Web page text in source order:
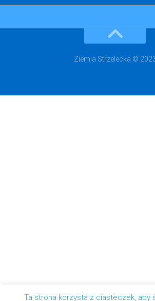
Ziemia Strzelecka ©
Ta strona korzysta z ciasteczek, aby